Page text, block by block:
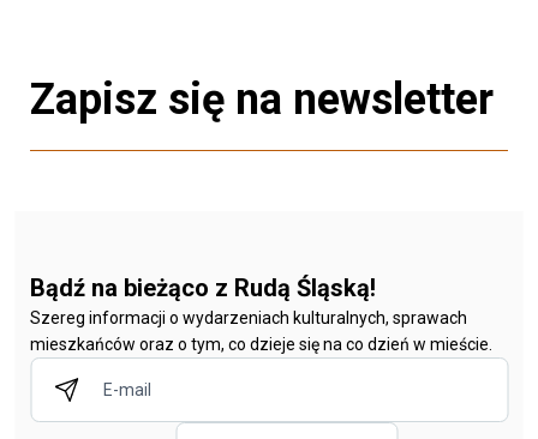
Zapisz się na newsletter
Bądź na bieżąco z Rudą Śląską!
Szereg informacji o wydarzeniach kulturalnych, sprawach
mieszkańców oraz o tym, co dzieje się na co dzień w mieście.